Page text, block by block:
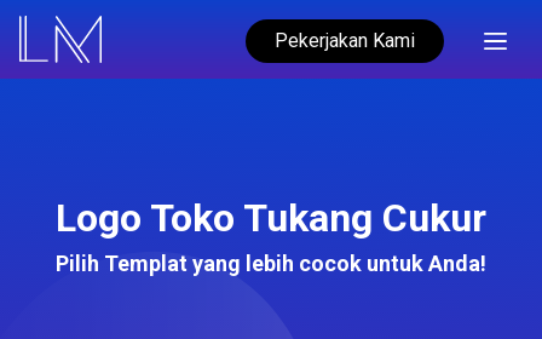
Pekerjakan Kami
Logo Toko Tukang Cukur
Pilih Templat yang lebih cocok untuk Anda!